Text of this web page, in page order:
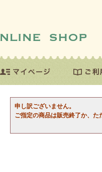
申し訳ございません。
ご指定の商品は販売終了か、た